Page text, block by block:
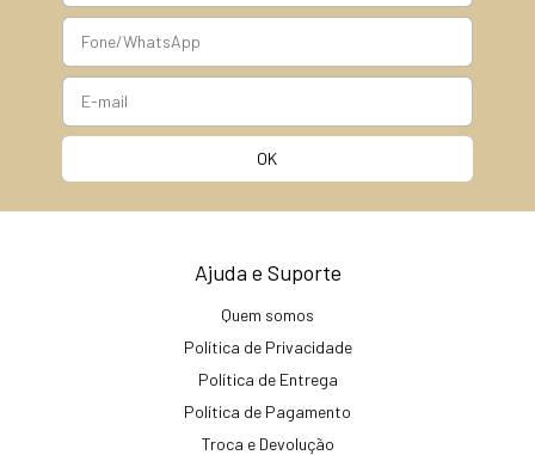
Ajuda e Suporte
Quem somos
Política de Privacidade
Política de Entrega
Política de Pagamento
Troca e Devolução